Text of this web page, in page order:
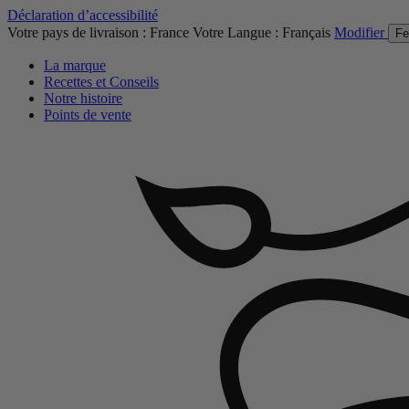
Déclaration d’accessibilité
Votre pays de livraison : France Votre Langue : Français Modifier
La marque
Recettes et Conseils
Notre histoire
Points de vente